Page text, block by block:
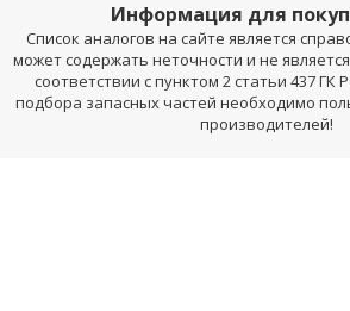
Информация для
Список аналогов на сайте является
может содержать неточности и не
соответствии с пунктом 2 статьи 437 ГК
подбора запасных частей необходимо
производителей!